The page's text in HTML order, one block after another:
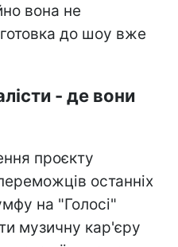
вона не
до шоу вже
- де вони
проєкту
останніх
на "Голосі"
музичну кар'єру